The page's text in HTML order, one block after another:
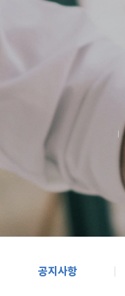
공지사항